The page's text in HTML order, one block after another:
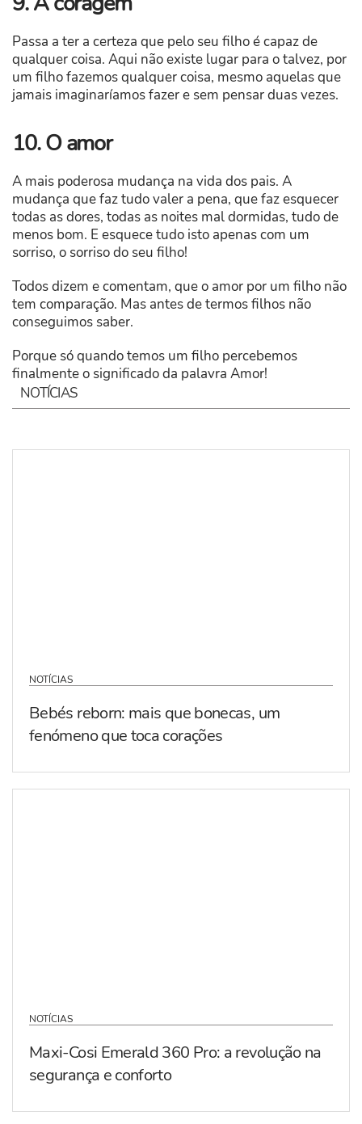
Passa a ter a certeza que pelo seu filho é capaz de
qualquer coisa. Aqui não existe lugar para o talvez, por
um filho fazemos qualquer coisa, mesmo aquelas que
jamais imaginaríamos fazer e sem pensar duas vezes.
10. O amor
A mais poderosa mudança na vida dos pais. A
mudança que faz tudo valer a pena, que faz esquecer
todas as dores, todas as noites mal dormidas, tudo de
menos bom. E esquece tudo isto apenas com um
sorriso, o sorriso do seu filho!
Todos dizem e comentam, que o amor por um filho não
tem comparação. Mas antes de termos filhos não
conseguimos saber.
Porque só quando temos um filho percebemos
finalmente o significado da palavra Amor!
NOTÍCIAS
NOTÍCIAS
Bebés reborn: mais que bonecas, um
fenómeno que toca corações
NOTÍCIAS
Maxi-Cosi Emerald 360 Pro: a revolução na
segurança e conforto